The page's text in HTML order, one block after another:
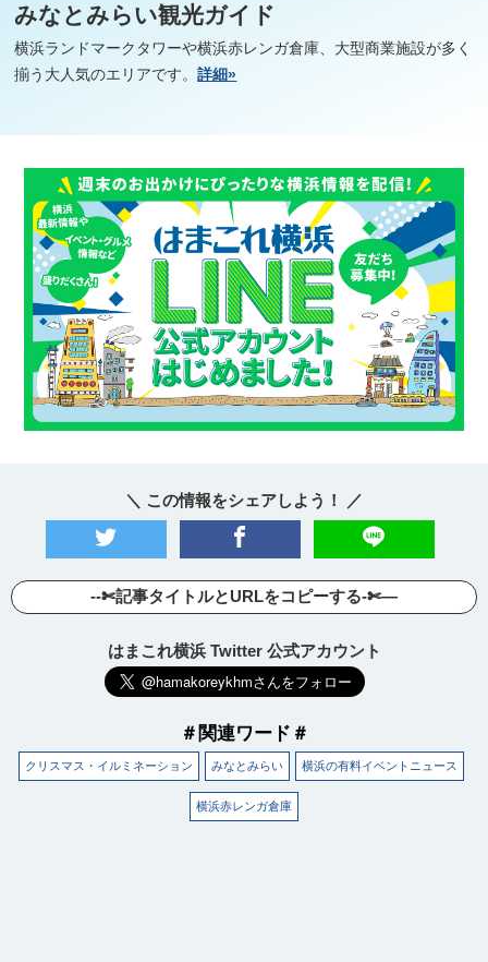
みなとみらい観光ガイド
横浜ランドマークタワーや横浜赤レンガ倉庫、大型商業施設が多く
揃う大人気のエリアです。詳細»
＼ この情報をシェアしよう！ ／
--✄記事タイトルとURLをコピーする-✄—
はまこれ横浜 Twitter 公式アカウント
＃関連ワード＃
クリスマス・イルミネーション みなとみらい 横浜の有料イベントニュース
横浜赤レンガ倉庫